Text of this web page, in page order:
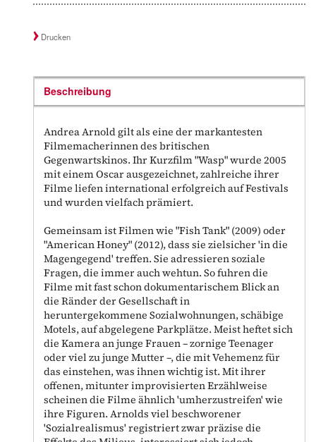
Drucken
Beschreibung
Andrea Arnold gilt als eine der markantesten
Filmemacherinnen des britischen
Gegenwartskinos. Ihr Kurzfilm "Wasp" wurde 2005
mit einem Oscar ausgezeichnet, zahlreiche ihrer
Filme liefen international erfolgreich auf Festivals
und wurden vielfach prämiert.
Gemeinsam ist Filmen wie "Fish Tank" (2009) oder
"American Honey" (2012), dass sie zielsicher 'in die
Magengegend' treffen. Sie adressieren soziale
Fragen, die immer auch wehtun. So fuhren die
Filme mit fast schon dokumentarischem Blick an
die Ränder der Gesellschaft in
heruntergekommene Sozialwohnungen, schäbige
Motels, auf abgelegene Parkplätze. Meist heftet sich
die Kamera an junge Frauen – zornige Teenager
oder viel zu junge Mutter –, die mit Vehemenz für
das einstehen, was ihnen wichtig ist. Mit ihrer
offenen, mitunter improvisierten Erzählweise
scheinen die Filme ähnlich 'umherzustreifen' wie
ihre Figuren. Arnolds viel beschworener
'Sozialrealismus' registriert zwar präzise die